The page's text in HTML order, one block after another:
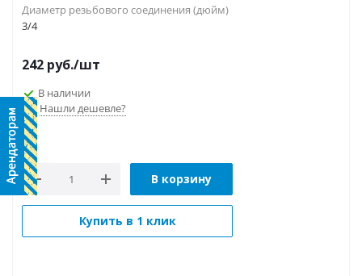
Диаметр резьбового соединения (дюйм)
3/4
242 руб./шт
В наличии
Нашли дешевле?
В корзину
Купить в 1 клик